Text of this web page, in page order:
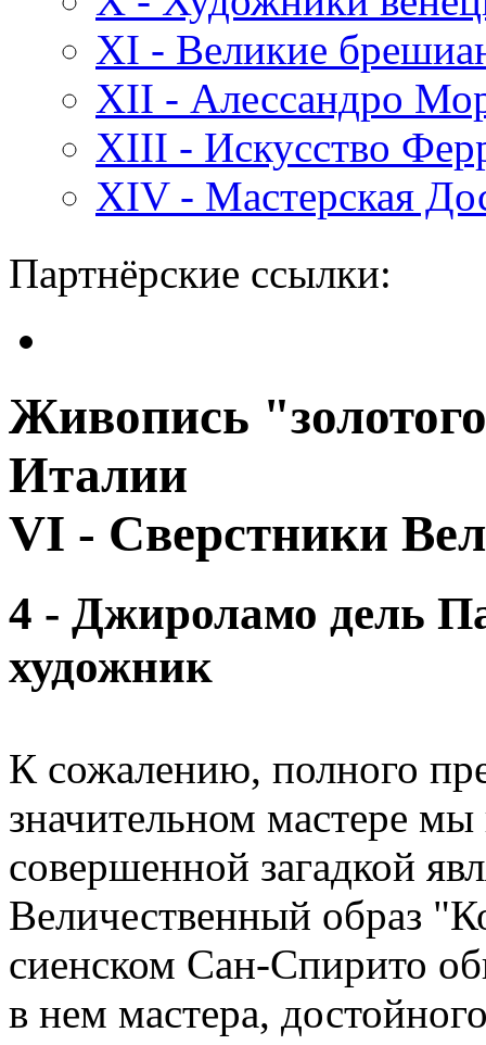
XI - Великие
XII - Алессандро
XIII - Искусство
XIV - Мастерская
Партнёрские ссылки:
Живопись
Италии
VI - Сверстники
4 - Джироламо дель
художник
К сожалению, полного
значительном мастере
совершенной загадкой
Величественный образ
сиенском Сан-Спирито
в нем мастера,